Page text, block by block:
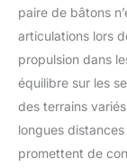
paire de bâtons
articulations lors
propulsion dans
équilibre sur les
des terrains
longues
promettent de